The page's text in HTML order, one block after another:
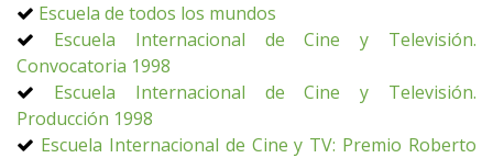
Escuela de todos los mundos
Escuela Internacional de Cine y Televisión.
Convocatoria 1998
Escuela Internacional de Cine y Televisión.
Producción 1998
Escuela Internacional de Cine y TV: Premio Roberto